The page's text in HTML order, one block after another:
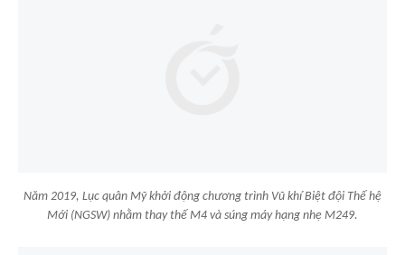
Năm 2019, Lục quân Mỹ khởi động chương trình Vũ khí Biệt đội Thế hệ
Mới (NGSW) nhằm thay thế M4 và súng máy hạng nhẹ M249.